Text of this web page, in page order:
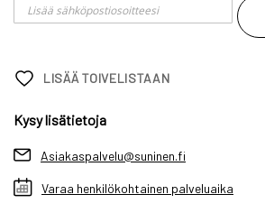
LISÄÄ TOIVELISTAAN
Kysy lisätietoja
Asiakaspalvelu@suninen.fi
Varaa henkilökohtainen palveluaika